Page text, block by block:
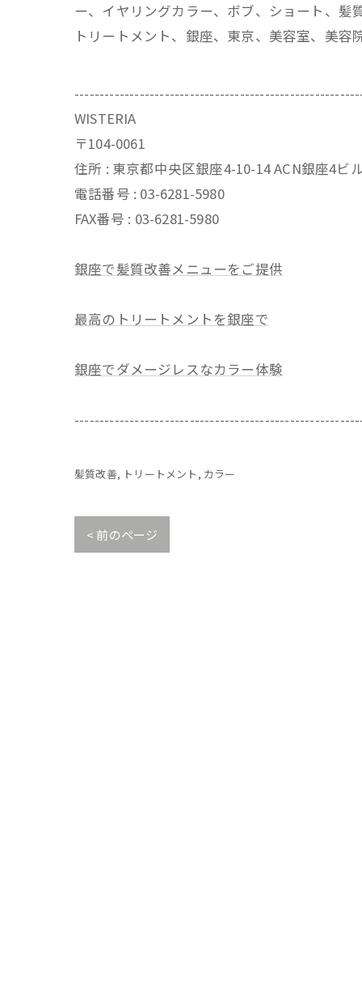
ー、イヤリングカラー、ボブ、ショート、髪
トリートメント、銀座、東京、美容室、美容
WISTERIA
〒104-0061
住所 : 東京都中央区銀座4-10-14 ACN銀座4ビ
電話番号 : 03-6281-5980
FAX番号 : 03-6281-5980
銀座で髪質改善メニューをご提供
最高のトリートメントを銀座で
銀座でダメージレスなカラー体験
髪質改善 トリートメント カラー
< 前のページ